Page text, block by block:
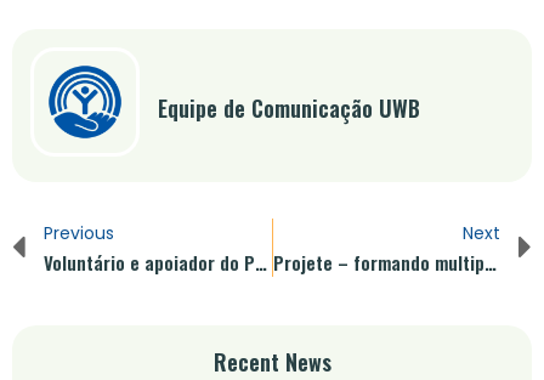
Equipe de Comunicação UWB
Previous
Voluntário e apoiador do Projete, Roberto Biagi do Grupo Maubisa fala sobre a satisfação em contribuir para a formação de jovens
Next
Projete – formando multiplicadores e estreitando os laços entre o setor privado, o social e a educação
Recent News